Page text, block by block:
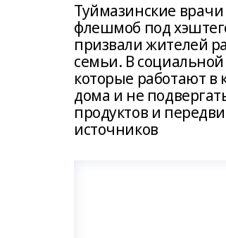
Туймазинские
флешмоб под
призвали жителей
семьи. В
которые работают в
дома и не
продуктов и
источников